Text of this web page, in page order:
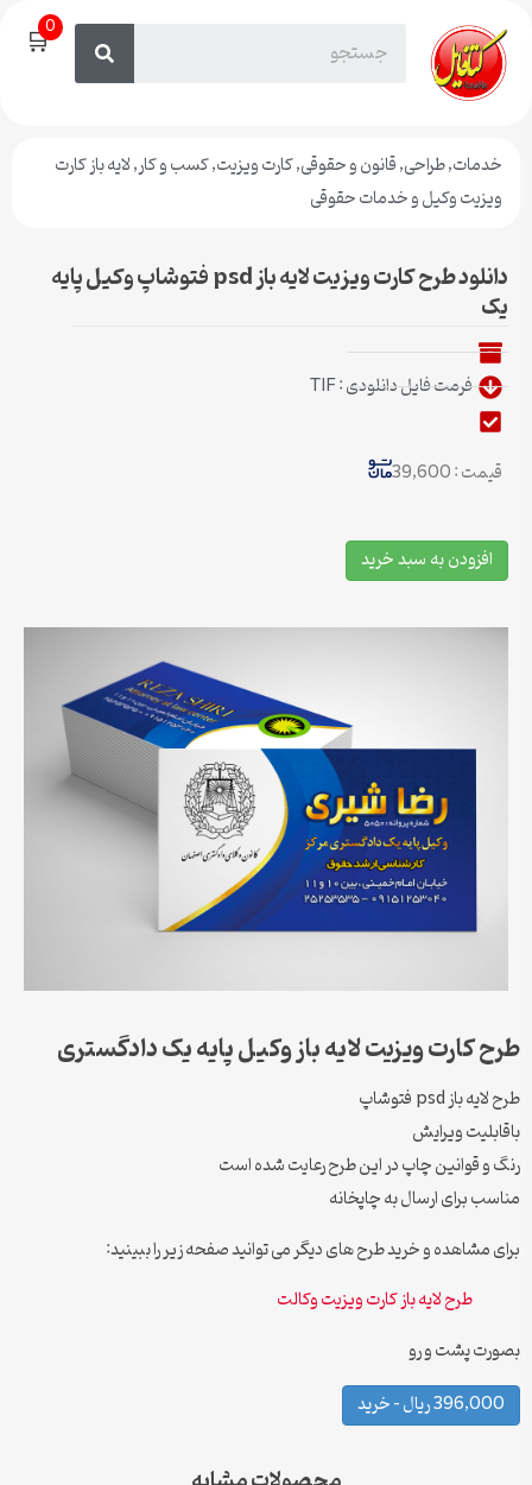
🛒0
خدمات,طراحی,قانون و حقوقی,کارت ویزیت,کسب و کار,لایه باز کارت
ویزیت وکیل و خدمات حقوقی
دانلود طرح کارت ویزیت لایه باز psd فتوشاپ وکیل پایه
یک
فرمت فایل دانلودی : TIF
قیمت : 39,600
افزودن به سبد خرید
طرح کارت ویزیت لایه باز وکیل پایه یک دادگستری
طرح لایه باز psd فتوشاپ
باقابلیت ویرایش
رنگ و قوانین چاپ در این طرح رعایت شده است
مناسب برای ارسال به چاپخانه
برای مشاهده و خرید طرح های دیگر می توانید صفحه زیر را ببینید:
طرح لایه باز کارت ویزیت وکالت
بصورت پشت و رو
396,000 ریال – خرید